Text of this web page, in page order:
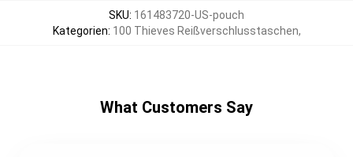
SKU: 161483720-US-pouch
Kategorien: 100 Thieves Reißverschlusstaschen,
What Customers Say